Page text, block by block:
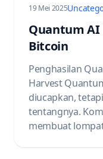
19 Mei 2025
Quantum
Bitcoin
Penghasilan
Harvest
diucapkan,
tentangnya.
membuat